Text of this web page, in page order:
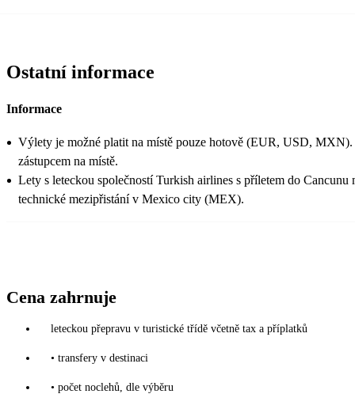
Ostatní informace
Informace
Výlety je možné platit na místě pouze hotově (EUR, USD,
zástupcem na místě.
Lety s leteckou společností Turkish airlines s příletem do Cancunu
technické mezipřistání v Mexico city (MEX).
Cena zahrnuje
leteckou přepravu v turistické třídě včetně tax a příplatků
• transfery v destinaci
• počet noclehů, dle výběru